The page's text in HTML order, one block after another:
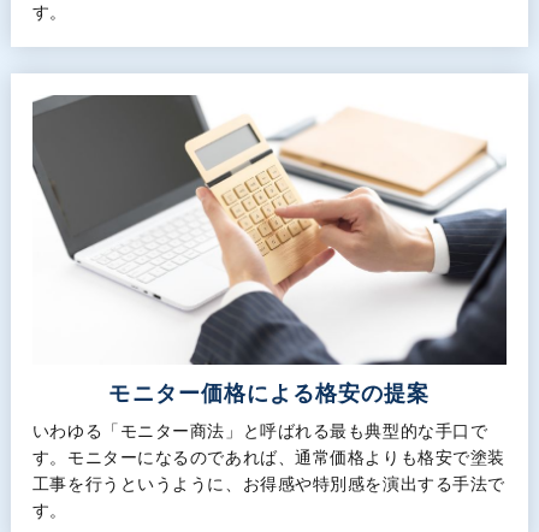
す。
モニター価格による格安の提案
いわゆる「モニター商法」と呼ばれる最も典型的な手口で
す。モニターになるのであれば、通常価格よりも格安で塗装
工事を行うというように、お得感や特別感を演出する手法で
す。